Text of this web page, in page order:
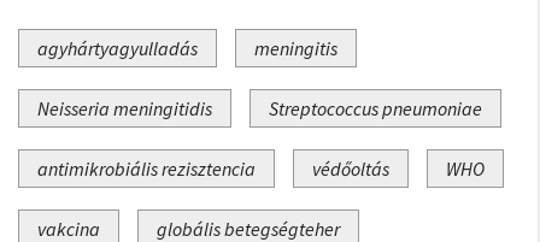
agyhártyagyulladás meningitis
Neisseria meningitidis Streptococcus pneumoniae
antimikrobiális rezisztencia védőoltás WHO
vakcina globális betegségteher